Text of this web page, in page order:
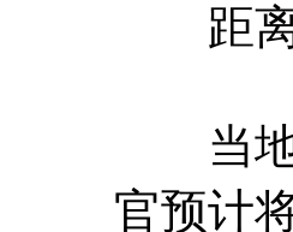
距离
当地
官预计